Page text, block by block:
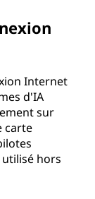
Internet
d'IA
sur
carte
utilisé hors